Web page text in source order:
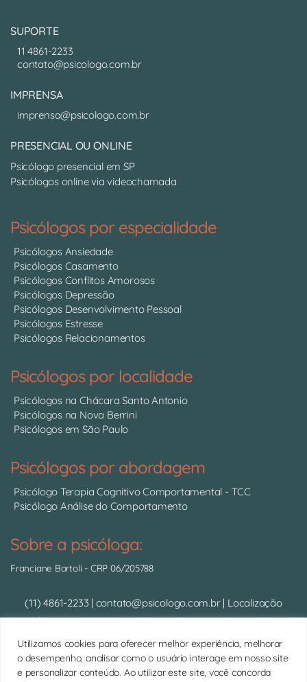
Utilizamos cookies para oferecer melhor experiência, melhorar
o desempenho, analisar como o usuário interage em nosso site
e personalizar conteúdo. Ao utilizar este site, você concorda
SUPORTE
11 4861-2233
contato@psicologo.com.br
IMPRENSA
imprensa@psicologo.com.br
PRESENCIAL OU ONLINE
Psicólogo presencial em SP
Psicólogos online via videochamada
Psicólogos por especialidade
Psicólogos Ansiedade
Psicólogos Casamento
Psicólogos Conflitos Amorosos
Psicólogos Depressão
Psicólogos Desenvolvimento Pessoal
Psicólogos Estresse
Psicólogos Relacionamentos
Psicólogos por localidade
Psicólogos na Chácara Santo Antonio
Psicólogos na Nova Berrini
Psicólogos em São Paulo
Psicólogos por abordagem
Psicólogo Terapia Cognitivo Comportamental - TCC
Psicólogo Análise do Comportamento
Sobre a psicóloga:
Franciane Bortoli - CRP 06/205788
(11) 4861-2233 | contato@psicologo.com.br| Localização
Psicólogo Presencial:Av. das Nações Unidas, 14.401 - Torre
Tarumã - Cjto 2012 - Chácara Sto. Antônio (Próx. Morumbi e
Brooklin) - São Paulo/SP |Google Maps
Psicólogo Online:Sessões de psicoterapia por videochamada